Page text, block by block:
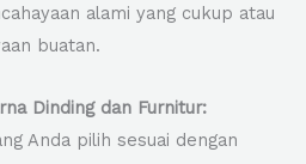
alami yang cukup atau
buatan.
Dinding dan Furnitur:
Anda pilih sesuai dengan